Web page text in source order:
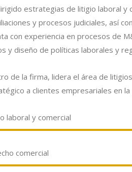
estrategias de litigio laboral y
y procesos judiciales, así
con experiencia en procesos de
y diseño de políticas laborales y
de la firma, lidera el área de
a clientes empresariales en
laboral y comercial
comercial